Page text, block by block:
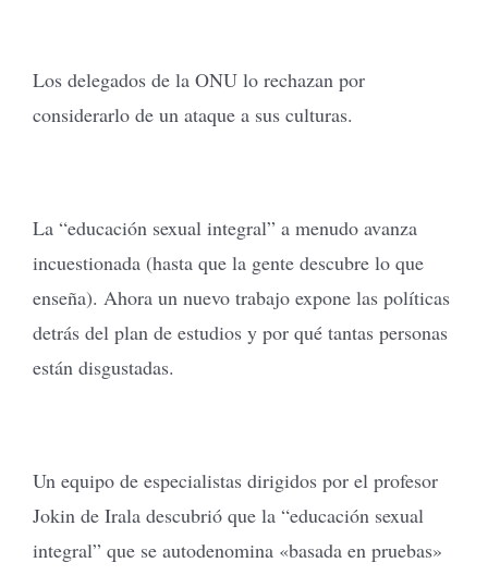
Los delegados de la ONU lo rechazan por
considerarlo de un ataque a sus culturas.
La “educación sexual integral” a menudo avanza
incuestionada (hasta que la gente descubre lo que
enseña). Ahora un nuevo trabajo expone las políticas
detrás del plan de estudios y por qué tantas personas
están disgustadas.
Un equipo de especialistas dirigidos por el profesor
Jokin de Irala descubrió que la “educación sexual
integral” que se autodenomina «basada en pruebas»